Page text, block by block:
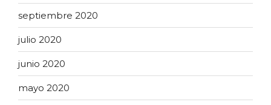
septiembre 2020
julio 2020
junio 2020
mayo 2020